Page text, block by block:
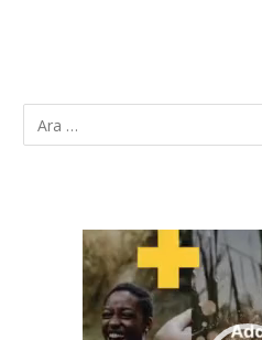
Video
oynatıcı